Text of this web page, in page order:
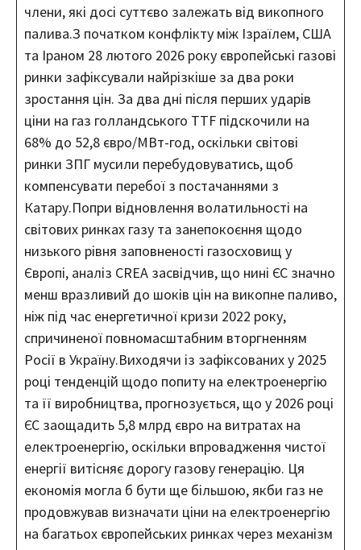
члени, які досі суттєво залежать від викопного
палива.З початком конфлікту між Ізраїлем, США
та Іраном 28 лютого 2026 року європейські газові
ринки зафіксували найрізкіше за два роки
зростання цін. За два дні після перших ударів
ціни на газ голландського TTF підскочили на
68% до 52,8 євро/МВт-год, оскільки світові
ринки ЗПГ мусили перебудовуватись, щоб
компенсувати перебої з постачаннями з
Катару.Попри відновлення волатильності на
світових ринках газу та занепокоєння щодо
низького рівня заповненості газосховищ у
Європі, аналіз CREA засвідчив, що нині ЄС значно
менш вразливий до шоків цін на викопне паливо,
ніж під час енергетичної кризи 2022 року,
спричиненої повномасштабним вторгненням
Росії в Україну.Виходячи із зафіксованих у 2025
році тенденцій щодо попиту на електроенергію
та її виробництва, прогнозується, що у 2026 році
ЄС заощадить 5,8 млрд євро на витратах на
електроенергію, оскільки впровадження чистої
енергії витісняє дорогу газову генерацію. Ця
економія могла б бути ще більшою, якби газ не
продовжував визначати ціни на електроенергію
на багатьох європейських ринках через механізм